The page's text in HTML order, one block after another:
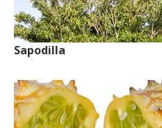
Sapodilla